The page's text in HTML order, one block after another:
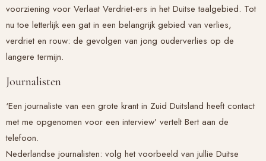
voorziening voor Verlaat Verdriet-ers in het Duitse taalgebied. Tot
nu toe letterlijk een gat in een belangrijk gebied van verlies,
verdriet en rouw: de gevolgen van jong ouderverlies op de
langere termijn.
Journalisten
‘Een journaliste van een grote krant in Zuid Duitsland heeft contact
met me opgenomen voor een interview’ vertelt Bert aan de
telefoon.
Nederlandse journalisten: volg het voorbeeld van jullie Duitse